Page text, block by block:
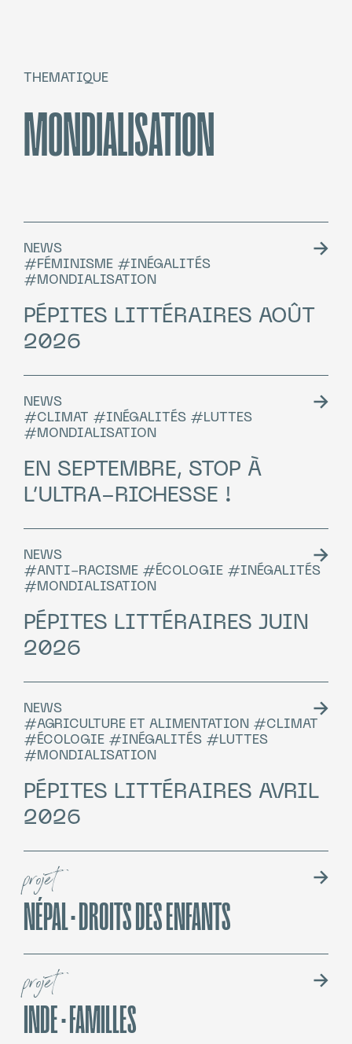
THEMATIQUE
MONDIALISATION
NEWS
#FÉMINISME #INÉGALITÉS
#MONDIALISATION
PÉPITES LITTÉRAIRES AOÛT
2026
NEWS
#CLIMAT #INÉGALITÉS #LUTTES
#MONDIALISATION
EN SEPTEMBRE, STOP À
L’ULTRA-RICHESSE !
NEWS
#ANTI-RACISME #ÉCOLOGIE #INÉGALITÉS
#MONDIALISATION
PÉPITES LITTÉRAIRES JUIN
2026
NEWS
#AGRICULTURE ET ALIMENTATION #CLIMAT
#ÉCOLOGIE #INÉGALITÉS #LUTTES
#MONDIALISATION
PÉPITES LITTÉRAIRES AVRIL
2026
projet
NÉPAL · DROITS DES ENFANTS
projet
INDE · FAMILLES